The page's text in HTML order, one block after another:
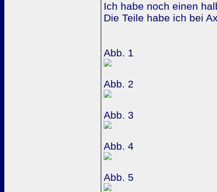
Ich habe noch einen
Die Teile habe ich bei
Abb. 1
Abb. 2
Abb. 3
Abb. 4
Abb. 5